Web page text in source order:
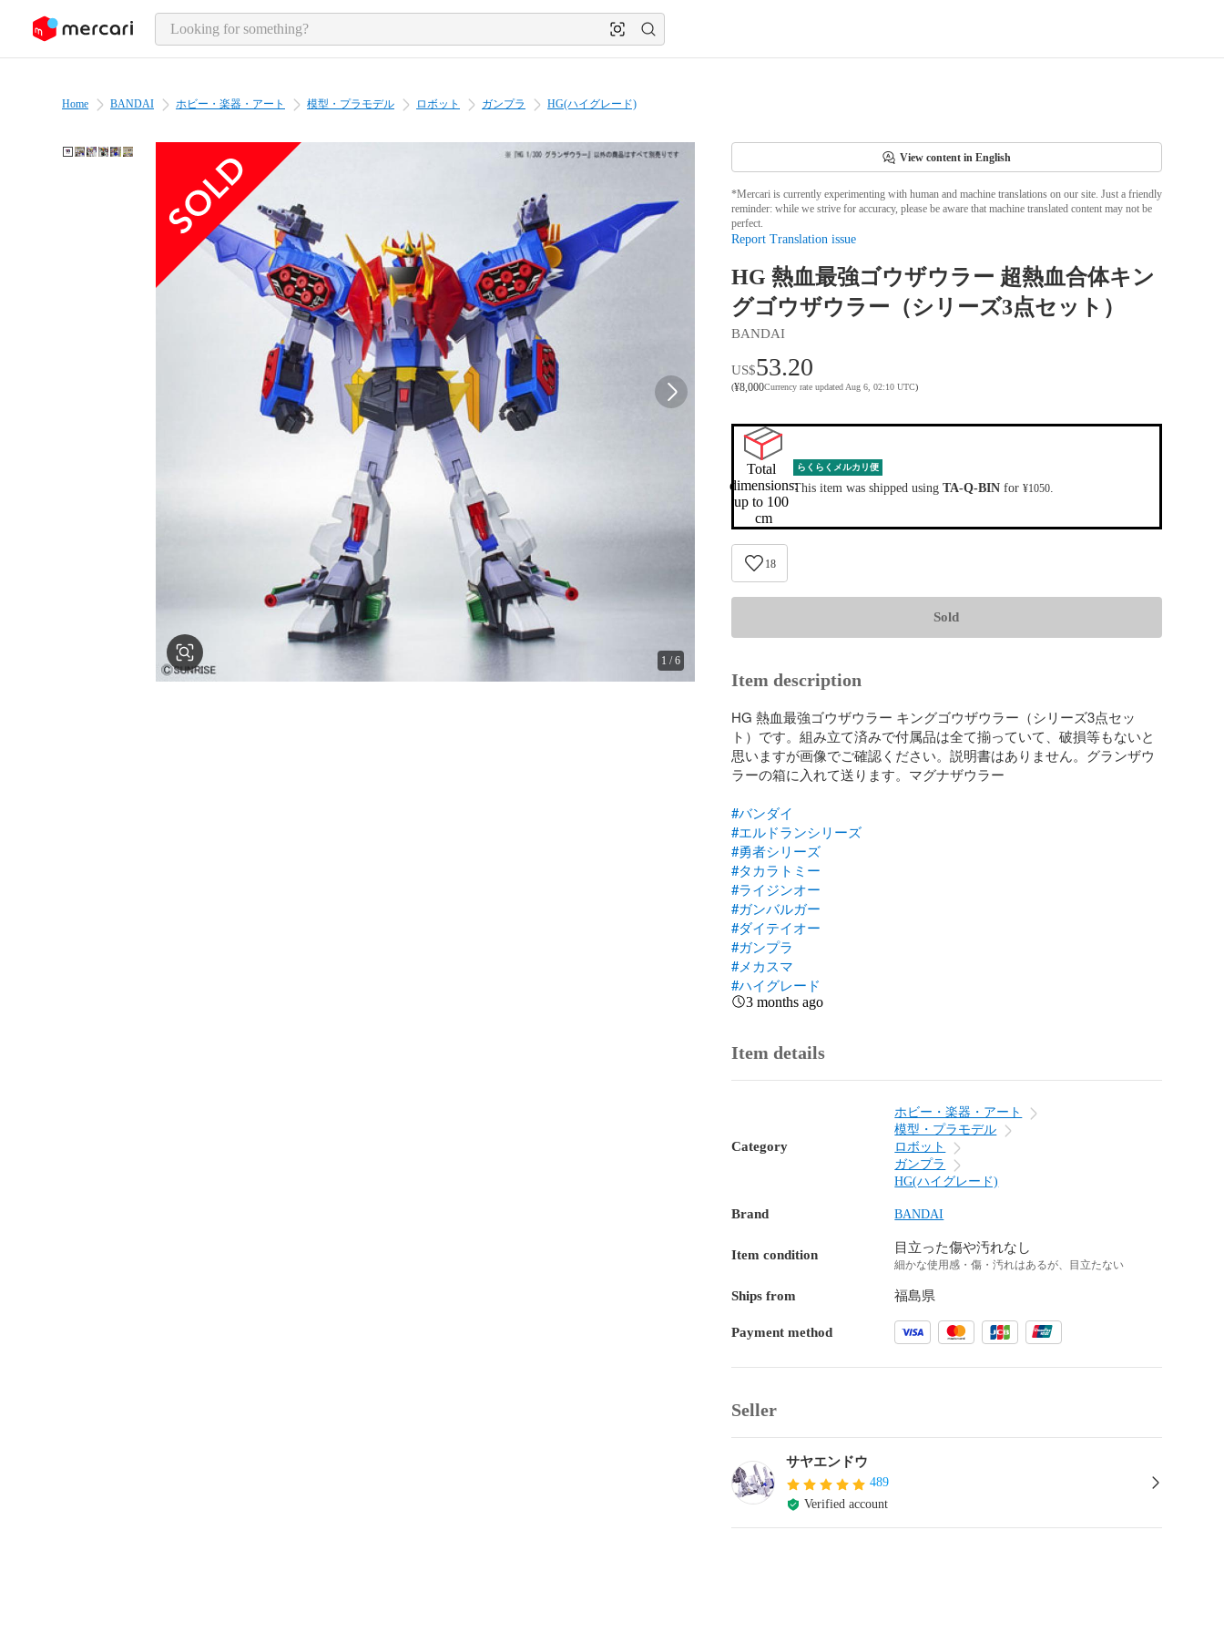
page content
Home BANDAI ホビー・楽器・アート 模型・プラモデル ロボット ガンプラ HG(ハイグレード)
1 /6
View content in English
*Mercari is currently experimenting with human and machine translations on our site. Just a friendly
reminder: while we strive for accuracy, please be aware that machine translated content may not be
perfect.
Report Translation issue
HG 熱血最強ゴウザウラー 超熱血合体キン
グゴウザウラー（シリーズ3点セット）
BANDAI
US$53.20
(¥8,000Currency rate updated Aug 6, 02:10 UTC)
Total
dimensions:
up to 100
cm
らくらくメルカリ便
This item was shipped using TA-Q-BINfor ¥1050.
18
Sold
Item description
HG 熱血最強ゴウザウラー キングゴウザウラー（シリーズ3点セッ
ト）です。組み立て済みで付属品は全て揃っていて、破損等もないと
思いますが画像でご確認ください。説明書はありません。グランザウ
ラーの箱に入れて送ります。マグナザウラー
#バンダイ
#エルドランシリーズ
#勇者シリーズ
#タカラトミー
#ライジンオー
#ガンバルガー
#ダイテイオー
#ガンプラ
#メカスマ
#ハイグレード
3 months ago
Item details
Category
ホビー・楽器・アート
模型・プラモデル
ロボット
ガンプラ
HG(ハイグレード)
Brand BANDAI
Item condition 目立った傷や汚れなし
細かな使用感・傷・汚れはあるが、目立たない
Ships from 福島県
Payment method
Seller
サヤエンドウ
489
Verified account